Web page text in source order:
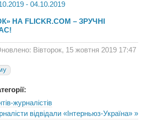
НА FLICKR.COM – ЗРУЧНІ
Вівторок, 15 жовтня 2019 17:47
журналістів
відвідали «Інтерньюз-Україна» »